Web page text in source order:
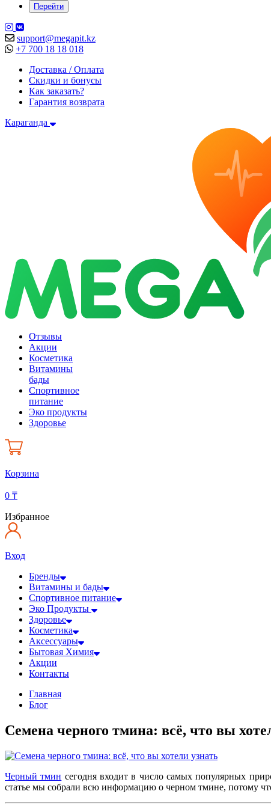
Перейти
support@megapit.kz
+7 700 18 18 018
Доставка / Оплата
Скидки и бонусы
Как заказать?
Гарантия возврата
Караганда
Отзывы
Акции
Косметика
Витамины
бады
Спортивное
питание
Эко продукты
Здоровье
Корзина
0 ₸
Избранное
Вход
Бренды
Витамины и бады
Спортивное питание
Эко Продукты
Здоровье
Косметика
Аксессуары
Бытовая Химия
Акции
Контакты
Главная
Блог
Семена черного тмина: всё, что вы
Черный тмин сегодня входит в число самых популярных
статье мы собрали всю информацию о черном тмине, потому